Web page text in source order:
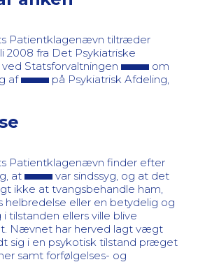
Patientklagenævn tiltræder
2008 fra Det Psykiatriske
Statsforvaltningen
om
af
på Psykiatrisk Afdeling,
Patientklagenævn finder efter
at
var sindssyg, og at det
ikke at tvangsbehandle ham,
helbredelse eller en betydelig og
tilstanden ellers ville blive
Nævnet har herved lagt vægt
sig i en psykotisk tilstand præget
samt forfølgelses- og